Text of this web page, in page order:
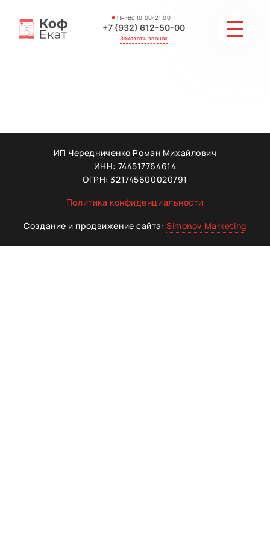
Пн-Вс 10:00-21:00
+7 (932) 612-50-00
Заказать звонок
ГАЛЕРЕЯ
МАСТЕРА
ИП Чередниченко Роман Михайлович
ИНН: 744517764614
ОГРН: 321745600020791
Политика конфиденциальности
Создание и продвижение сайта:Simonov Marketing